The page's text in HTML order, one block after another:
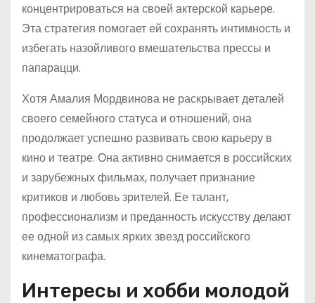
концентрироваться на своей актерской карьере.
Эта стратегия помогает ей сохранять интимность и
избегать назойливого вмешательства прессы и
папарацци.
Хотя Амалия Мордвинова не раскрывает деталей
своего семейного статуса и отношений, она
продолжает успешно развивать свою карьеру в
кино и театре. Она активно снимается в российских
и зарубежных фильмах, получает признание
критиков и любовь зрителей. Ее талант,
профессионализм и преданность искусству делают
ее одной из самых ярких звезд российского
кинематографа.
Интересы и хобби молодой